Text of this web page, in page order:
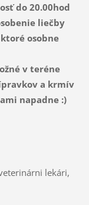
do 20.00hod
liečby
osobne
v teréne
a krmív
napadne :)
lekári,